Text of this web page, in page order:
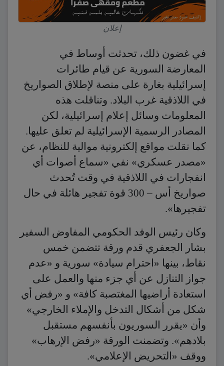
إعلان
في غضون ذلك، تحدثت أوساط في
المعارضة السورية عن قيام طائرات
إسرائيلية بغارة على منصة لإطلاق الصواريخ
في اللاذقية غرب البلاد. وتناقلت هذه
المعلومات وسائل إعلام إسرائيلية، لكن
المصادر الرسمية الإسرائيلية لم تعلق عليها.
كما نقلت مواقع إلكترونية موالية للنظام، عن
«مصدر عسكري» نفي «سماع أصوات أي
انفجارات في اللاذقية في وقت تُحدث
صواريخ أس – 300 قوة تفجير هائلة في حال
تفجيرها».
وكان رئيس الوفد الحكومي المفاوض السفير
بشار الجعفري قدم ورقة تتضمن خمس
نقاط، بينها «احترام سيادة» سورية و «عدم
جواز التنازل عن أي جزء منها والعمل على
استعادة أراضيها المغتصبة كافة» و «رفض أي
شكل من أشكال التدخل والإملاء الخارجي»
وأن «يقرر السوريون بأنفسهم مستقبل
بلادهم». وتضمنت الورقة «رفض الإرهاب»
ووقف «التحريض الإعلامي».